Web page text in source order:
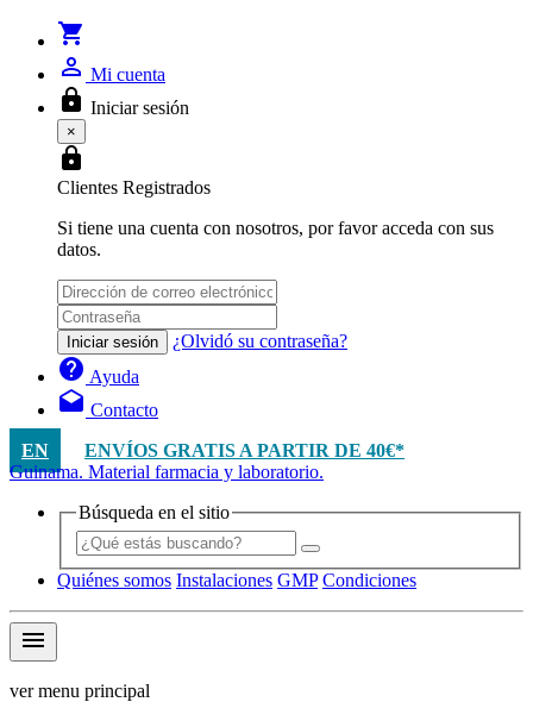
shopping_cart
person_outline Mi cuenta
lock Iniciar sesión
×
lock
Clientes Registrados
Si tiene una cuenta con nosotros, por favor acceda con sus
datos.
Iniciar sesión ¿Olvidó su contraseña?
help Ayuda
drafts Contacto
EN
ENVÍOS GRATIS A PARTIR DE 40€*
Guinama. Material farmacia y laboratorio.
Búsqueda en el sitio
Quiénes somos Instalaciones GMP Condiciones
menu
ver menu principal